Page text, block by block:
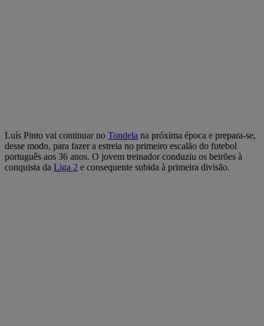
Luís Pinto vai continuar no Tondela na próxima época e prepara-se,
desse modo, para fazer a estreia no primeiro escalão do futebol
português aos 36 anos. O jovem treinador conduziu os beirões à
conquista da Liga 2 e consequente subida à primeira divisão.